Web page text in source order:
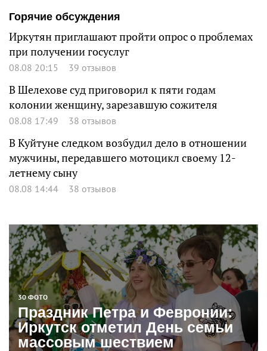
Горячие обсуждения
Иркутян приглашают пройти опрос о проблемах
при получении госуслуг
08.08 20:15 39 отзывов
В Шелехове суд приговорил к пяти годам
колонии женщину, зарезавшую сожителя
08.08 17:49 38 отзывов
В Куйтуне следком возбудил дело в отношении
мужчины, передавшего мотоцикл своему 12-
летнему сыну
08.08 14:44 38 отзывов
30 ФОТО
Праздник Петра и Февронии:
Иркутск отметил День семьи
массовым шествием